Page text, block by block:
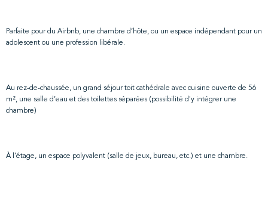
Parfaite pour du Airbnb, une chambre d’hôte, ou un espace indépendant pour un
adolescent ou une profession libérale.
Au rez-de-chaussée, un grand séjour toit cathédrale avec cuisine ouverte de 56
m², une salle d’eau et des toilettes séparées (possibilité d'y intégrer une
chambre)
À l’étage, un espace polyvalent (salle de jeux, bureau, etc.) et une chambre.